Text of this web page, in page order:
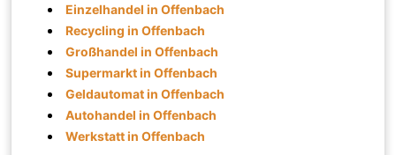
Einzelhandel in Offenbach
Recycling in Offenbach
Großhandel in Offenbach
Supermarkt in Offenbach
Geldautomat in Offenbach
Autohandel in Offenbach
Werkstatt in Offenbach